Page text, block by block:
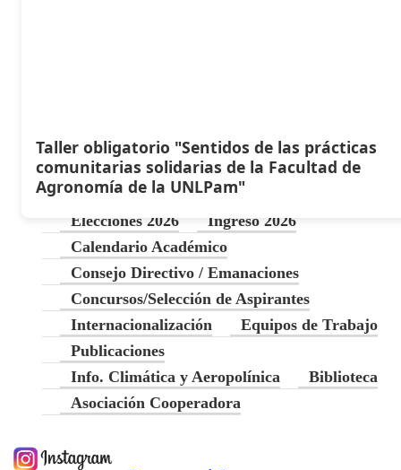
Taller obligatorio "Sentidos de las prácticas
comunitarias solidarias de la Facultad de
Agronomía de la UNLPam"
Elecciones 2026
Ingreso 2026
Calendario Académico
Consejo Directivo / Emanaciones
Concursos/Selección de Aspirantes
Internacionalización
Equipos de Trabajo
Publicaciones
Info. Climática y Aeropolínica
Biblioteca
Asociación Cooperadora